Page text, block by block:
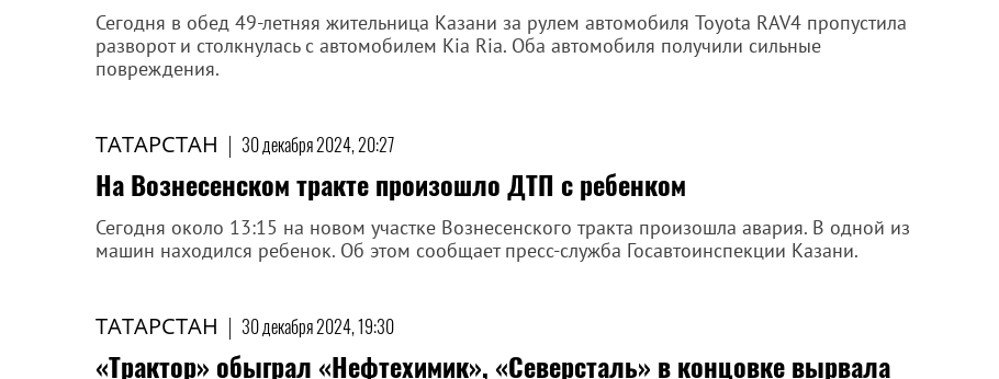
Сегодня в обед 49-летняя жительница Казани за рулем автомобиля Toyota RAV4 пропустила
разворот и столкнулась с автомобилем Kia Ria. Оба автомобиля получили сильные
повреждения.
ТАТАРСТАН | 30 декабря 2024, 20:27
На Вознесенском тракте произошло ДТП с ребенком
Сегодня около 13:15 на новом участке Вознесенского тракта произошла авария. В одной из
машин находился ребенок. Об этом сообщает пресс-служба Госавтоинспекции Казани.
ТАТАРСТАН | 30 декабря 2024, 19:30
«Трактор» обыграл «Нефтехимик», «Северсталь» в концовке вырвала